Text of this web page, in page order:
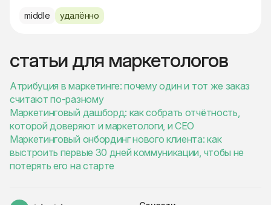
middle удалённо
статьи для маркетологов
Атрибуция в маркетинге: почему один и тот же заказ
считают по-разному
Маркетинговый дашборд: как собрать отчётность,
которой доверяют и маркетологи, и CEO
Маркетинговый онбординг нового клиента: как
выстроить первые 30 дней коммуникации, чтобы не
потерять его на старте